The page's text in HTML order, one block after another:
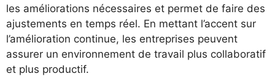
les améliorations nécessaires et permet de faire des
ajustements en temps réel. En mettant l’accent sur
l’amélioration continue, les entreprises peuvent
assurer un environnement de travail plus collaboratif
et plus productif.